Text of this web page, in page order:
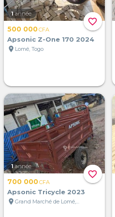
favorite_border
1 année
500 000CFA
Apsonic Z-One 170 2024
location_on Lomé, Togo
favorite_border
1 année
700 000CFA
Apsonic Tricycle 2023
location_on
Grand Marché de Lomé, Lomé, Togo